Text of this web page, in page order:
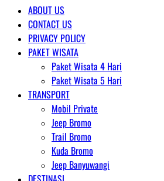
ABOUT US
CONTACT US
PRIVACY POLICY
PAKET WISATA
Paket Wisata 4 Hari
Paket Wisata 5 Hari
TRANSPORT
Mobil Private
Jeep Bromo
Trail Bromo
Kuda Bromo
Jeep Banyuwangi